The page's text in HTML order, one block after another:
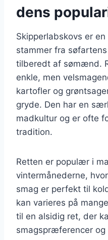
dens
Skipperlabskovs er
stammer fra
tilberedt af sømænd.
enkle, men
kartofler og
gryde. Den har en
madkultur og er ofte
tradition.
Retten er populær i
vintermånederne,
smag er perfekt til
kan varieres på
til en alsidig ret, der
smagspræferencer og